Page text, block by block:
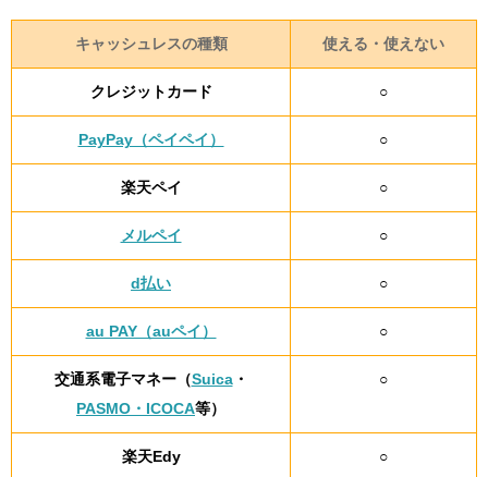
キャッシュレスの種類 使える・使えない
クレジットカード ○
PayPay（ペイペイ） ○
楽天ペイ ○
メルペイ ○
d払い ○
au PAY（auペイ） ○
交通系電子マネー（Suica・
PASMO・ICOCA等）
○
楽天Edy ○